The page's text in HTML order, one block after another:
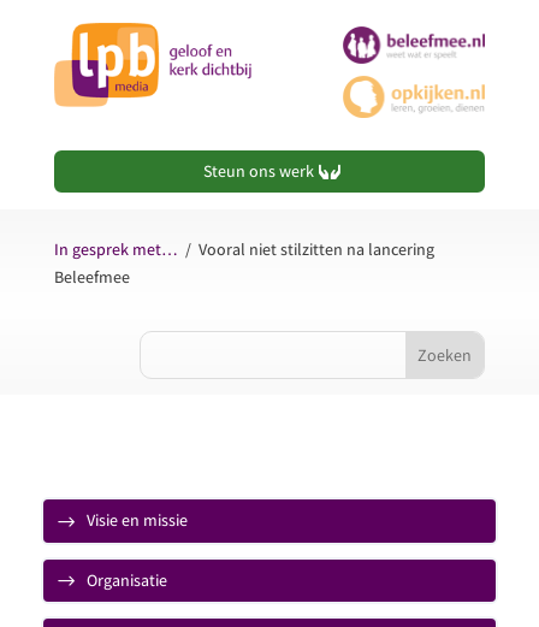
Steun ons werk
In gesprek met… / Vooral niet stilzitten na lancering
Beleefmee
Visie en missie
Organisatie